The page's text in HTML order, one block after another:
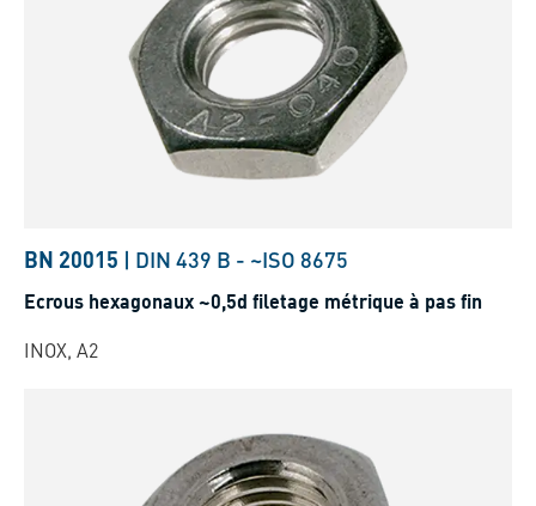
BN 20015 | DIN 439 B - ~ISO 8675
Ecrous hexagonaux ~0,5d filetage métrique à pas fin
INOX, A2